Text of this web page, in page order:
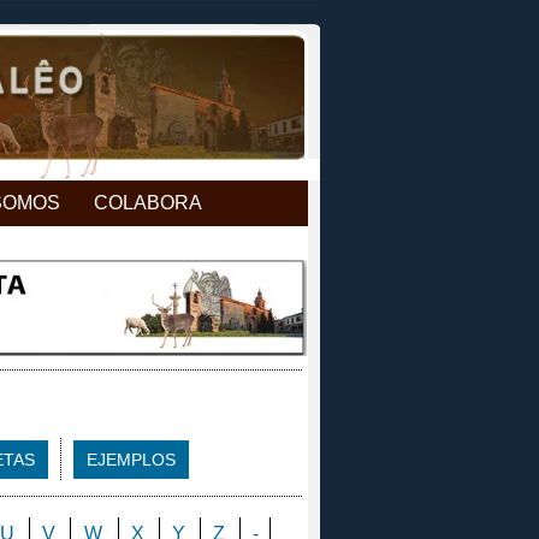
COLABORA
EJEMPLOS
U V W X Y Z -